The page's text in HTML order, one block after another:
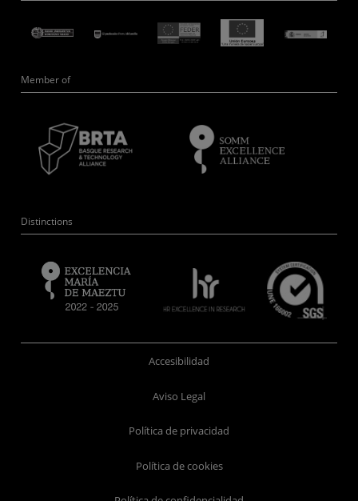
Member of
Distinctions
Accesibilidad
Aviso Legal
Política de privacidad
Política de cookies